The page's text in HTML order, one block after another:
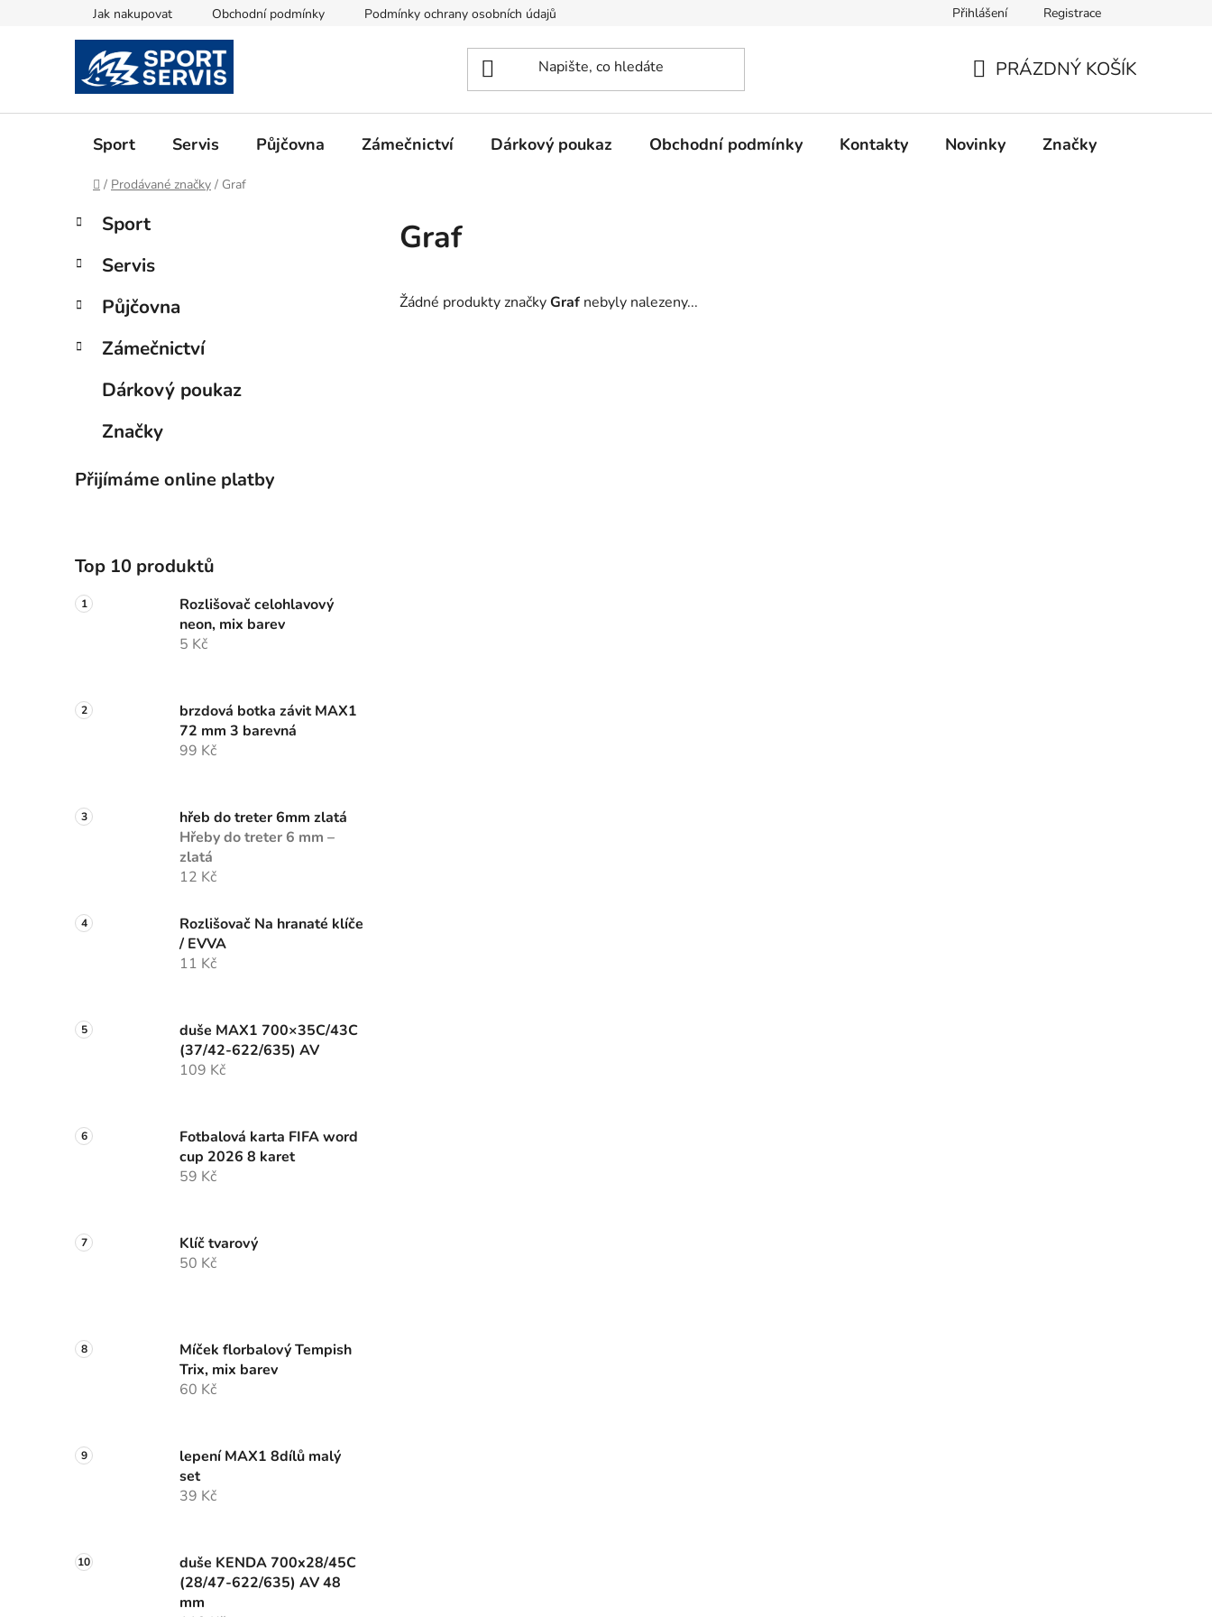
Jak nakupovat Obchodní podmínky Podmínky ochrany osobních údajů Přihlášení Registrace
KOŠÍK
PRÁZDNÝ KOŠÍK
Sport Servis Půjčovna Zámečnictví Dárkový poukaz Obchodní podmínky Kontakty Novinky Značky
Domů
/ Prodávané značky / Graf
P
s
r
n
n
e
Přeskočit
kategorie
K
a
e
o
i
Sport
Servis
Půjčovna
Zámečnictví
Dárkový poukaz
Značky
Přijímáme online platby
Top 10 produktů
Rozlišovač celohlavový
neon, mix barev
5 Kč
brzdová botka závit MAX1
72 mm 3 barevná
99 Kč
hřeb do treter 6mm zlatá
Hřeby do treter 6 mm –
zlatá
12 Kč
Rozlišovač Na hranaté klíče
/ EVVA
11 Kč
duše MAX1 700×35C/43C
(37/42-622/635) AV
109 Kč
Fotbalová karta FIFA word
cup 2026 8 karet
59 Kč
Klíč tvarový
50 Kč
Míček florbalový Tempish
Trix, mix barev
60 Kč
lepení MAX1 8dílů malý
set
39 Kč
duše KENDA 700x28/45C
(28/47-622/635) AV 48
mm
Graf
Žádné produkty značkyGraf nebyly nalezeny...